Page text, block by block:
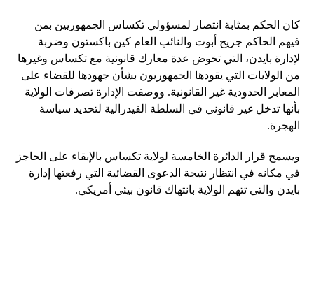
كان الحكم بمثابة انتصار لمسؤولي تكساس الجمهوريين بمن
فيهم الحاكم جريج أبوت والنائب العام كين باكستون وضربة
لإدارة بايدن، التي تخوض عدة معارك قانونية مع تكساس وغيرها
من الولايات التي يقودها الجمهوريون بشأن جهودها للقضاء على
المعابر الحدودية غير القانونية. ووصفت الإدارة تصرفات الولاية
بأنها تدخل غير قانوني في السلطة الفيدرالية لتحديد سياسة
الهجرة.
ويسمح قرار الدائرة الخامسة لولاية تكساس بالإبقاء على الحاجز
في مكانه في انتظار نتيجة الدعوى القضائية التي رفعتها إدارة
بايدن والتي تتهم الولاية بانتهاك قانون بيئي أمريكي.